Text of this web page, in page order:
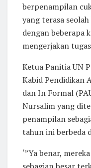
berpenampilan
yang terasa
dengan beberapa
mengerjakan
Ketua Panitia UN
Kabid Pendidikan
dan In Formal
Nursalim yang
penampilan
tahun ini berbeda
‘”Ya benar,